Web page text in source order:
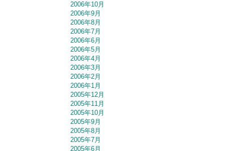
2006年10月
2006年9月
2006年8月
2006年7月
2006年6月
2006年5月
2006年4月
2006年3月
2006年2月
2006年1月
2005年12月
2005年11月
2005年10月
2005年9月
2005年8月
2005年7月
2005年6月